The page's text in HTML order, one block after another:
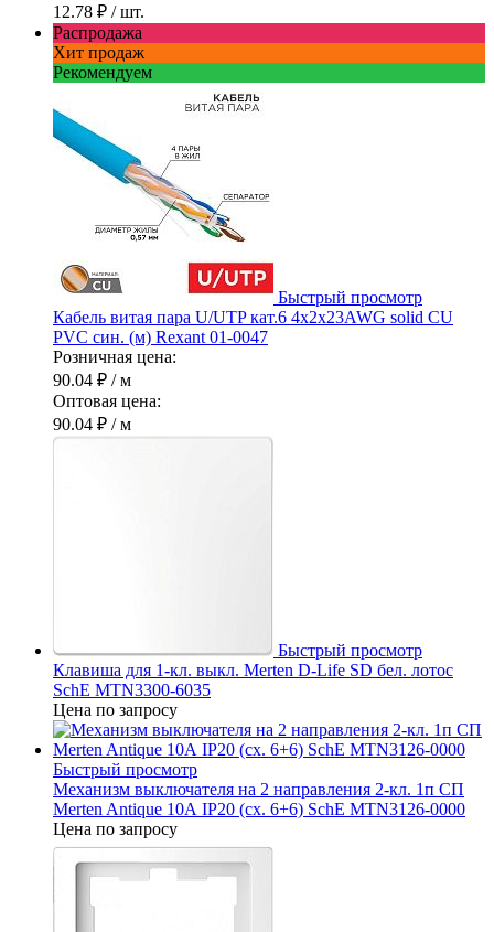
12.78 ₽ / шт.
Распродажа
Хит продаж
Рекомендуем
Быстрый просмотр
Кабель витая пара U/UTP кат.6 4х2х23AWG solid CU
PVC син. (м) Rexant 01-0047
Розничная цена:
90.04 ₽ / м
Оптовая цена:
90.04 ₽ / м
Быстрый просмотр
Клавиша для 1-кл. выкл. Merten D-Life SD бел. лотос
SchE MTN3300-6035
Цена по запросу
Быстрый просмотр
Механизм выключателя на 2 направления 2-кл. 1п СП
Merten Antique 10А IP20 (сх. 6+6) SchE MTN3126-0000
Цена по запросу